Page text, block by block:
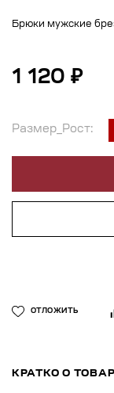
Брюки мужские
1 120 ₽
Размер_Рост:
ОТЛОЖИТЬ
КРАТКО О